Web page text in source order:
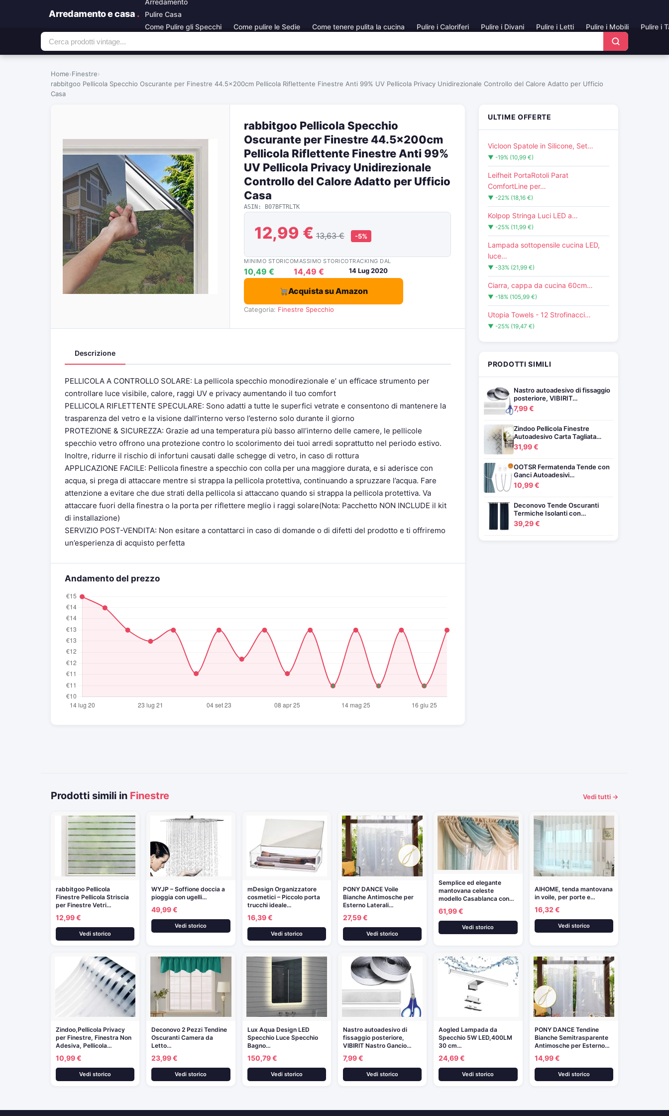
Arredamento e casa .
Pulire Casa
Come Pulire gli Specchi
Come pulire le Sedie Come tenere pulita la cucina Pulire i Caloriferi Pulire i Divani Pulire i Letti Pulire i Mobili Pulire i
Home›Finestre›
rabbitgoo Pellicola Specchio Oscurante per Finestre 44.5x200cm Pellicola Riflettente Finestre Anti 99% UV Pellicola Privacy Unidirezionale Controllo del Calore Adatto per Ufficio
Casa
rabbitgoo Pellicola Specchio
Oscurante per Finestre 44.5x200cm
Pellicola Riflettente Finestre Anti 99%
UV Pellicola Privacy Unidirezionale
Controllo del Calore Adatto per Ufficio
Casa
ASIN: B07BFTRLTK
12,99 € 13,63 € -5%
MINIMO STORICO
10,49 €
MASSIMO STORICO
14,49 €
TRACKING DAL
14 Lug 2020
Acquista su Amazon
Categoria: Finestre Specchio
Descrizione
PELLICOLA A CONTROLLO SOLARE: La pellicola specchio monodirezionale e’ un efficace strumento per
controllare luce visibile, calore, raggi UV e privacy aumentando il tuo comfort
PELLICOLA RIFLETTENTE SPECULARE: Sono adatti a tutte le superfici vetrate e consentono di mantenere la
trasparenza del vetro e la visione dall’interno verso l’esterno solo durante il giorno
PROTEZIONE & SICUREZZA: Grazie ad una temperatura più basso all’interno delle camere, le pellicole
specchio vetro offrono una protezione contro lo scolorimento dei tuoi arredi soprattutto nel periodo estivo.
Inoltre, ridurre il rischio di infortuni causati dalle schegge di vetro, in caso di rottura
APPLICAZIONE FACILE: Pellicola finestre a specchio con colla per una maggiore durata, e si aderisce con
acqua, si prega di attaccare mentre si strappa la pellicola protettiva, continuando a spruzzare l’acqua. Fare
attenzione a evitare che due strati della pellicola si attaccano quando si strappa la pellicola protettiva. Va
attaccare fuori della finestra o la porta per riflettere meglio i raggi solare(Nota: Pacchetto NON INCLUDE il kit
di installazione)
SERVIZIO POST-VENDITA: Non esitare a contattarci in caso di domande o di difetti del prodotto e ti offriremo
un’esperienza di acquisto perfetta
Andamento del prezzo
ULTIME OFFERTE
Vicloon Spatole in Silicone, Set…
▼ -19% (10,99 €)
Leifheit PortaRotoli Parat
ComfortLine per…
▼ -22% (18,16 €)
Kolpop Stringa Luci LED a…
▼ -25% (11,99 €)
Lampada sottopensile cucina LED,
luce…
▼ -33% (21,99 €)
Ciarra, cappa da cucina 60cm…
▼ -18% (105,99 €)
Utopia Towels - 12 Strofinacci…
▼ -25% (19,47 €)
PRODOTTI SIMILI
Nastro autoadesivo di fissaggio
posteriore, VIBIRIT…
7,99 €
Zindoo Pellicola Finestre
Autoadesivo Carta Tagliata…
31,99 €
OOTSR Fermatenda Tende con
Ganci Autoadesivi…
10,99 €
Deconovo Tende Oscuranti
Termiche Isolanti con…
39,29 €
Prodotti simili in Finestre Vedi tutti →
rabbitgoo Pellicola
Finestre Pellicola Striscia
per Finestre Vetri…
12,99 €
Vedi storico
WYJP – Soffione doccia a
pioggia con ugelli…
49,99 €
Vedi storico
mDesign Organizzatore
cosmetici – Piccolo porta
trucchi ideale…
16,39 €
Vedi storico
PONY DANCE Voile
Bianche Antimosche per
Esterno Laterali…
27,59 €
Vedi storico
Semplice ed elegante
mantovana celeste
modello Casablanca con…
61,99 €
Vedi storico
AIHOME, tenda mantovana
in voile, per porte e…
16,32 €
Vedi storico
Zindoo,Pellicola Privacy
per Finestre, Finestra Non
Adesiva, Pellicola…
10,99 €
Vedi storico
Deconovo 2 Pezzi Tendine
Oscuranti Camera da
Letto…
23,99 €
Vedi storico
Lux Aqua Design LED
Specchio Luce Specchio
Bagno…
150,79 €
Vedi storico
Nastro autoadesivo di
fissaggio posteriore,
VIBIRIT Nastro Gancio…
7,99 €
Vedi storico
Aogled Lampada da
Specchio 5W LED,400LM
30 cm…
24,69 €
Vedi storico
PONY DANCE Tendine
Bianche Semitrasparente
Antimosche per Esterno…
14,99 €
Vedi storico